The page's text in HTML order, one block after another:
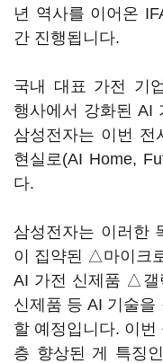
년 역사를 이어온
간 진행됩니다.
국내 대표 가전 기
행사에서 강화된 AI
삼성전자는 이번 전
현실로(AI Home,
다.
삼성전자는 이러한
이 집약된 △마이크
AI 가전 신제품 △갤
신제품 등 AI 기술을
할 예정입니다. 이
층 향상된 게 특징